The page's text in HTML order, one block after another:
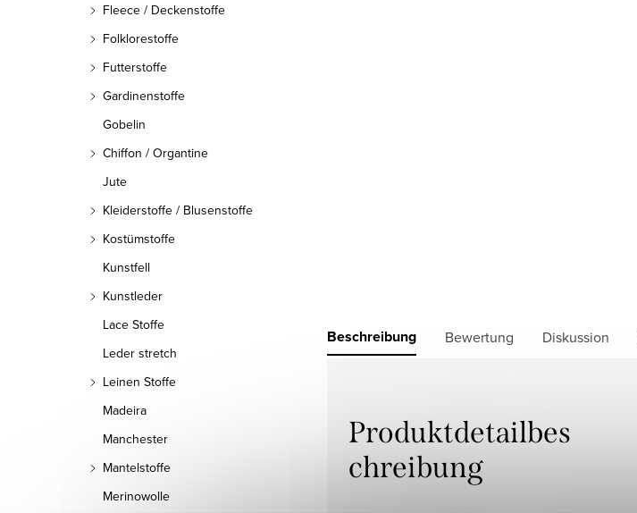
Fleece / Deckenstoffe
Folklorestoffe
Futterstoffe
Gardinenstoffe
Gobelin
Chiffon / Organtine
Jute
Kleiderstoffe / Blusenstoffe
Kostümstoffe
Kunstfell
Kunstleder
Lace Stoffe
Leder stretch
Leinen Stoffe
Madeira
Manchester
Mantelstoffe
Merinowolle
Beschreibung Bewertung Diskussion
Produktdetailbes
chreibung